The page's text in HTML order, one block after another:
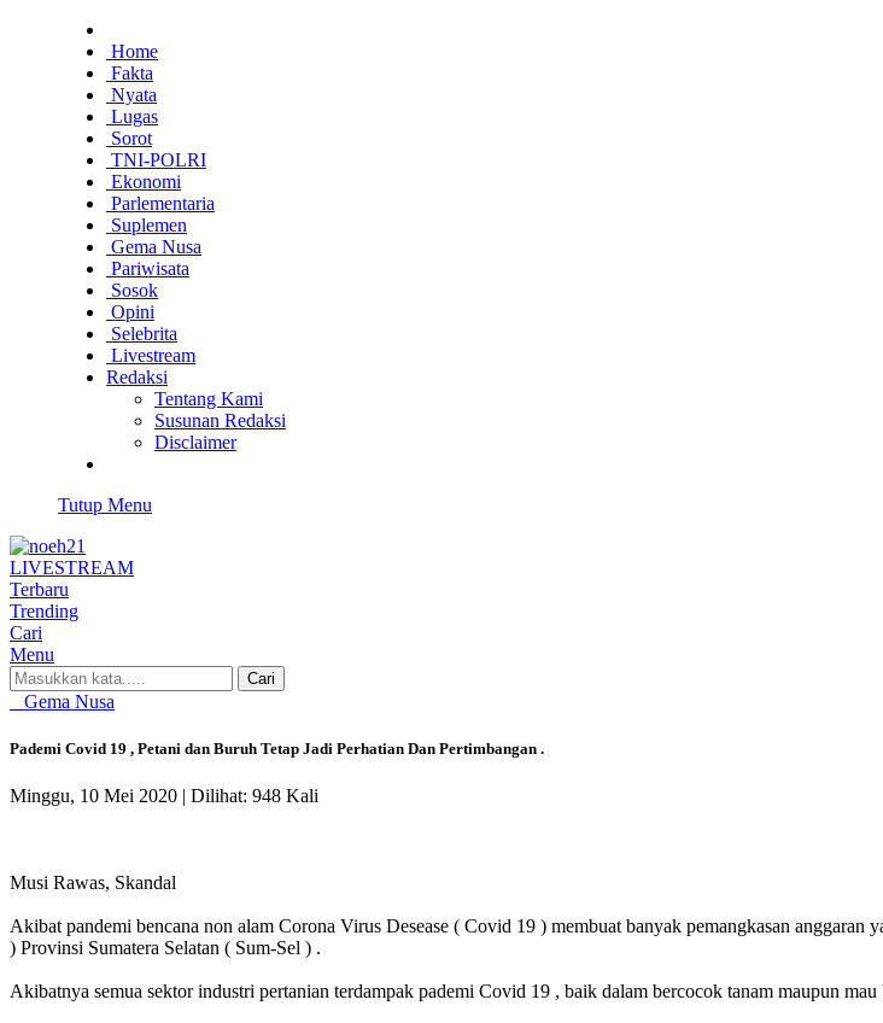
Home
Fakta
Nyata
Lugas
Sorot
TNI-POLRI
Ekonomi
Parlementaria
Suplemen
Gema Nusa
Pariwisata
Sosok
Opini
Selebrita
Livestream
Redaksi
Tentang Kami
Susunan Redaksi
Disclaimer
Tutup Menu
LIVESTREAM
Terbaru
Trending
Cari
Menu
Cari
Gema Nusa
Pademi Covid 19 , Petani dan Buruh Tetap Jadi Perhatian Dan Pertimbangan .
Minggu, 10 Mei 2020 | Dilihat: 948 Kali
Musi Rawas, Skandal
Akibat pandemi bencana non alam Corona Virus Desease ( Covid 19 ) membuat banyak pemangkasan
) Provinsi Sumatera Selatan ( Sum-Sel ) .
Akibatnya semua sektor industri pertanian terdampak pademi Covid 19 , baik dalam bercocok tanam maupun